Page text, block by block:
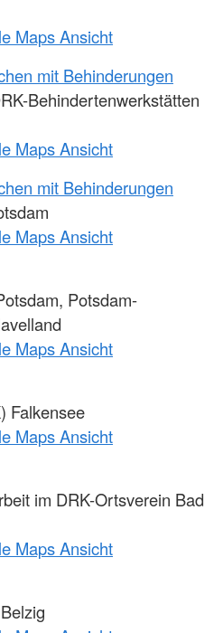
Maps Ansicht
mit Behinderungen
Behindertenwerkstätten
Maps Ansicht
mit Behinderungen
Maps Ansicht
Potsdam-
Maps Ansicht
Falkensee
Maps Ansicht
im DRK-Ortsverein Bad
Maps Ansicht